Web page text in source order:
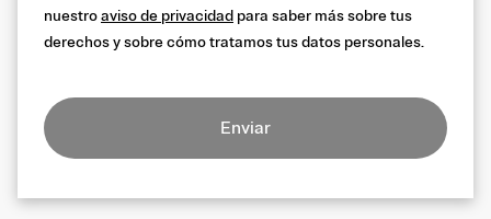
nuestroaviso de privacidad para saber más sobre tus
derechos y sobre cómo tratamos tus datos personales.
Enviar